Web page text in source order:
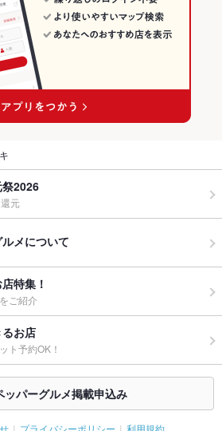
2026
元
メについて
特集！
ご紹介
お店
ト予約OK！
ッパーグルメ掲載申込み